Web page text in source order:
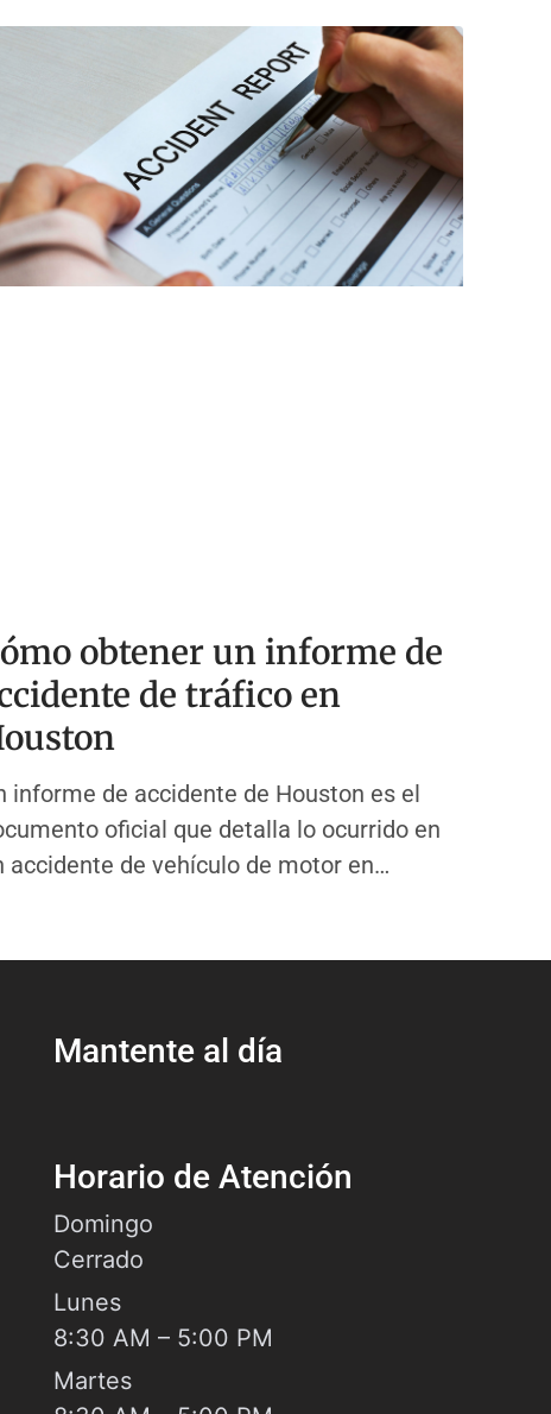
obtener un informe de
de tráfico en
informe de accidente de Houston es el
oficial que detalla lo ocurrido en
accidente de vehículo de motor en
Mantente al día
Horario de Atención
Domingo
Cerrado
Lunes
8:30 AM – 5:00 PM
Martes